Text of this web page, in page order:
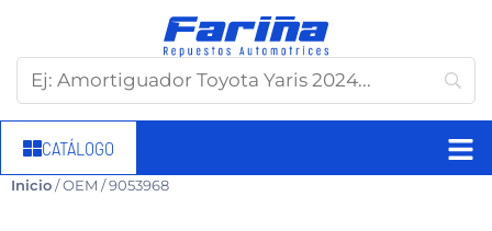
CATÁLOGO
Inicio/ OEM / 9053968